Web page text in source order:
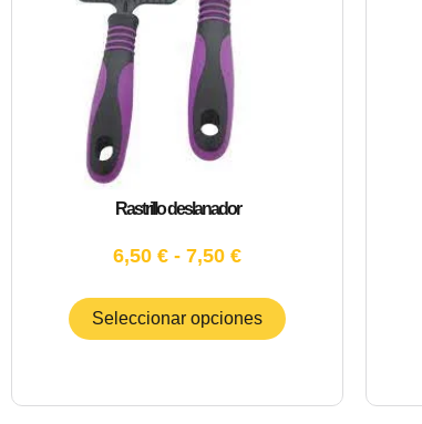
Rastrillo deslanador
6,50 € - 7,50 €
Seleccionar opciones